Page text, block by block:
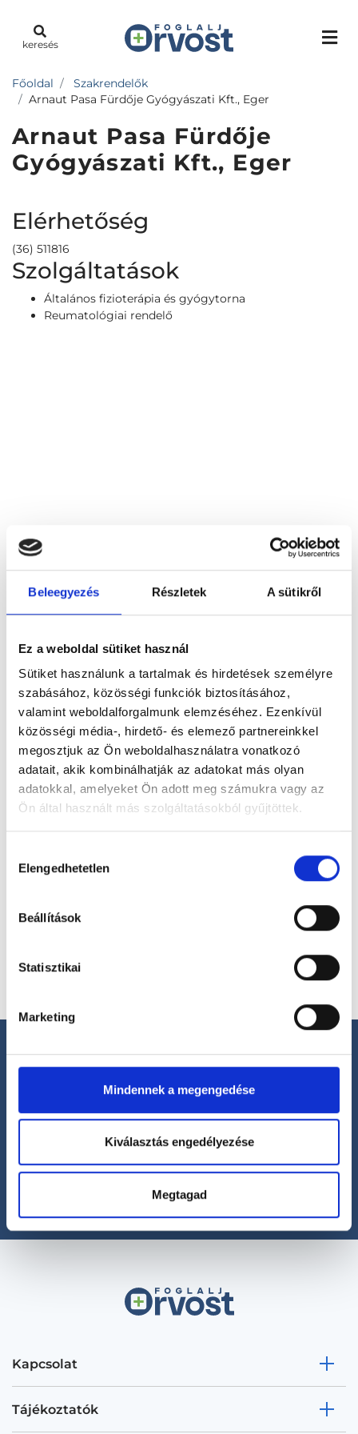
Beleegyezés Részletek A sütikről
Ez a weboldal sütiket használ
Sütiket használunk a tartalmak és hirdetések személyre
szabásához, közösségi funkciók biztosításához,
valamint weboldalforgalmunk elemzéséhez. Ezenkívül
közösségi média-, hirdető- és elemező partnereinkkel
megosztjuk az Ön weboldalhasználatra vonatkozó
adatait, akik kombinálhatják az adatokat más olyan
adatokkal, amelyeket Ön adott meg számukra vagy az
Ön által használt más szolgáltatásokból gyűjtöttek.
szabályzat:https://foglaljorvost.hu/info/foglaljorvost-
kiválasztása
Elengedhetetlen
Beállítások
Statisztikai
Marketing
Mindennek a megengedése
Kiválasztás engedélyezése
Megtagad
keresés
Főoldal
Szakrendelők
Arnaut Pasa Fürdője Gyógyászati Kft., Eger
Arnaut Pasa Fürdője
Gyógyászati Kft., Eger
Elérhetőség
(36) 511816
Szolgáltatások
Általános fizioterápia és gyógytorna
Reumatológiai rendelő
3300 Eger, Fürdő u. 3-4.
Foglalj időpontot megbízható
magánorvosokhoz most!
Válassz szakterületet
Válassz helyszínt
Segíthetünk?
+36 1 700-1398
(H-P: 8:00-20:00)
Kapcsolat
Tájékoztatók